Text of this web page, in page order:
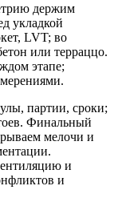
держим
укладкой
LVT; во
или терраццо.
этапе;
партии, сроки;
Финальный
мелочи и
и
и